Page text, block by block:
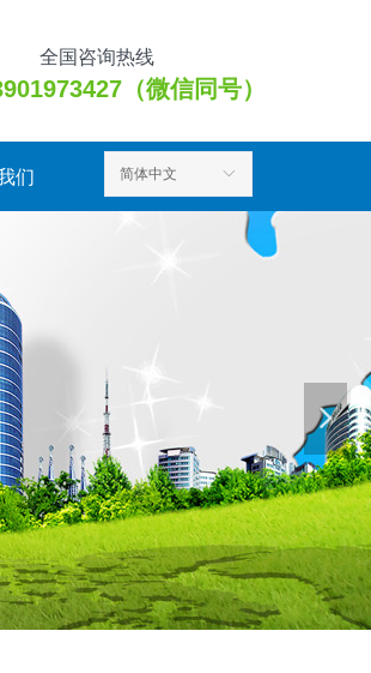
们 ꀅ
简体中文
（微信同号）
全国咨询热线
넲